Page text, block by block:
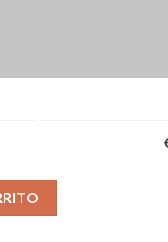
Hombre 2026/2027